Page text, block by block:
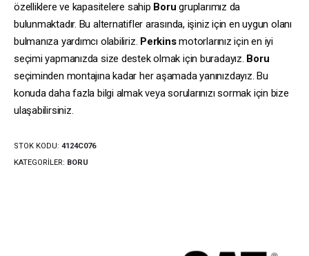
özelliklere ve kapasitelere sahip Boru gruplarımız da
bulunmaktadır. Bu alternatifler arasında, işiniz için en uygun olanı
bulmanıza yardımcı olabiliriz. Perkinsmotorlarınız için en iyi
seçimi yapmanızda size destek olmak için buradayız. Boru
seçiminden montajına kadar her aşamada yanınızdayız. Bu
konuda daha fazla bilgi almak veya sorularınızı sormak için bize
ulaşabilirsiniz.
STOK KODU: 4124C076
KATEGORILER: BORU